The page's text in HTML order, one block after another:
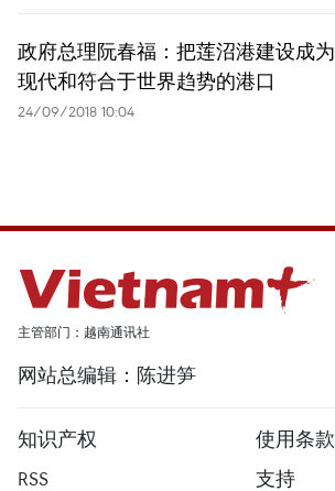
政府总理阮春福：把莲沼港建设成为
现代和符合于世界趋势的港口
24/09/2018 10:04
主管部门：越南通讯社
网站总编辑：陈进笋
知识产权
使用条款
RSS
支持